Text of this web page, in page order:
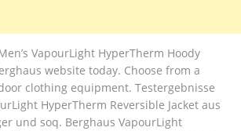
VapourLight HyperTherm Hoody
website today. Choose from a
clothing equipment. Testergebnisse
HyperTherm Reversible Jacket aus
und soq. Berghaus VapourLight